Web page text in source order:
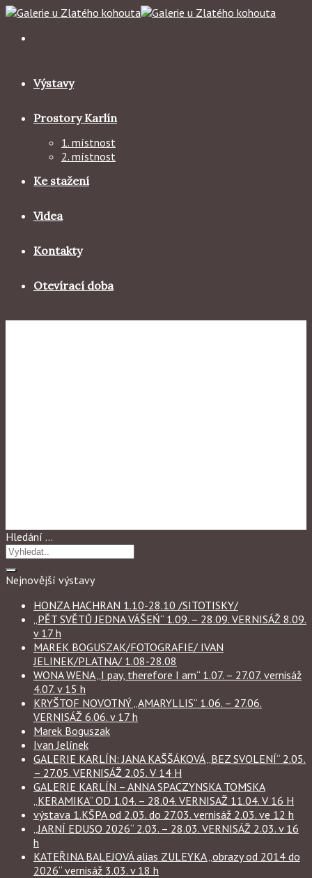
Skip
content
Výstavy
Prostory Karlín
1. místnost
2. místnost
Ke stažení
Videa
Kontakty
Otevírací doba
Hledání …
Nejnovější výstavy
HONZA HACHRAN 1.10-28.10 /SITOTISKY/
„PĚT SVĚTŮ JEDNA VÁŠEŃ“ 1.09. – 28.09. VERNISÁŽ 8.09.
v 17 h
MAREK BOGUSZAK/FOTOGRAFIE/ IVAN
JELINEK/PLATNA/ 1.08-28.08
WONA WENA „I pay, therefore I am“ 1.07. – 27.07. vernisáž
4.07. v 15 h
KRYŠTOF NOVOTNÝ „AMARYLLIS“ 1.06. – 27.06.
VERNISÁŽ 6.06. v 17 h
Marek Boguszak
Ivan Jelínek
GALERIE KARLÍN: JANA KAŠŠÁKOVÁ „BEZ SVOLENÍ“ 2.05.
– 27.05. VERNISÁŽ 2.05. V 14 H
GALERIE KARLÍN – ANNA SPACZYNSKA TOMSKA
„KERAMIKA“ OD 1.04. – 28.04. VERNISAŽ 11.04. V 16 H
výstava 1.KŠPA od 2.03. do 27.03. vernisáž 2.03. ve 12 h
„JARNÍ EDUSO 2026“ 2.03. – 28.03. VERNISÁŽ 2.03. v 16
h
KATEŘINA BALEJOVÁ alias ZULEYKA „obrazy od 2014 do
2026“ vernisáž 3.03. v 18 h